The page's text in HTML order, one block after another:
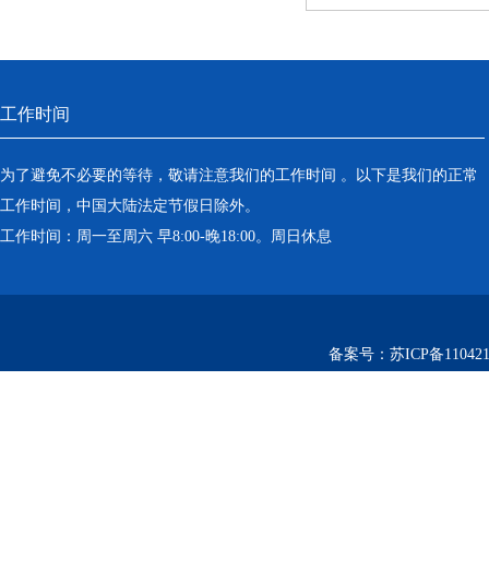
工作时间
为了避免不必要的等待，敬请注意我们的工作时间 。以下是我们的正常
工作时间，中国大陆法定节假日除外。
工作时间：周一至周六 早8:00-晚18:00。周日休息
备案号： 苏ICP备